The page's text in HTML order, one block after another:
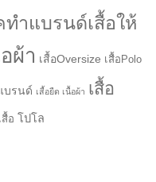
ทำแบรนด์เสื้อให้
ผ้า เสื้อOversize เสื้อPolo
บรนด์ เสื้อยืด เนื้อผ้า เสื้อ
อ โปโล